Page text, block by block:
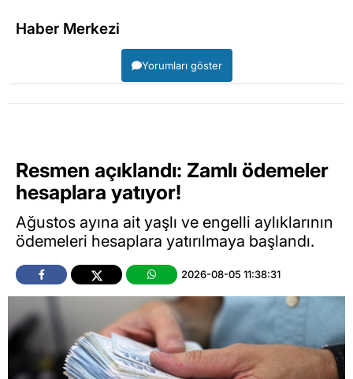
Haber Merkezi
Yorumları göster
Resmen açıklandı: Zamlı ödemeler
hesaplara yatıyor!
Ağustos ayına ait yaşlı ve engelli aylıklarının
ödemeleri hesaplara yatırılmaya başlandı.
2026-08-05 11:38:31